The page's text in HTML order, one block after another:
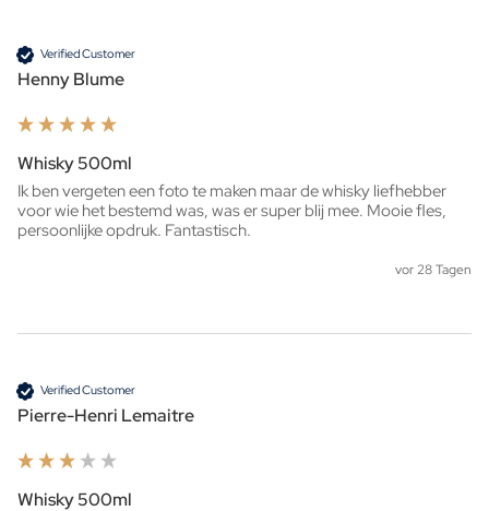
Verified Customer
Henny Blume
Whisky 500ml
Ik ben vergeten een foto te maken maar de whisky liefhebber
voor wie het bestemd was, was er super blij mee. Mooie fles,
persoonlijke opdruk. Fantastisch.
vor 28 Tagen
Verified Customer
Pierre-Henri Lemaitre
Whisky 500ml